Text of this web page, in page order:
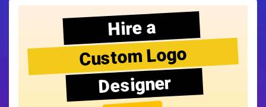
Hire a
Custom Logo
Designer